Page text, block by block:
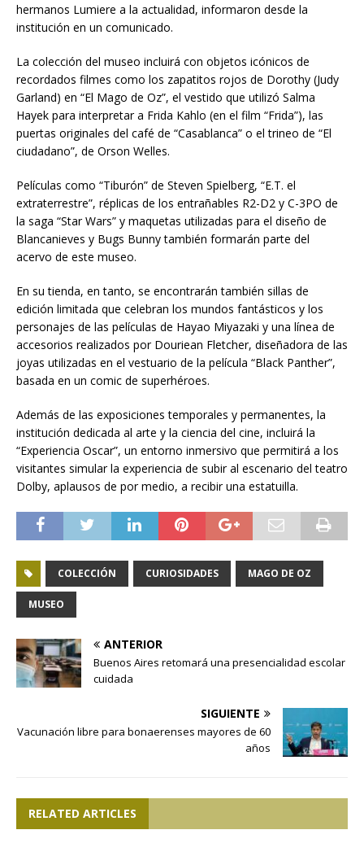
hermanos Lumiere a la actualidad, informaron desde la
institución en un comunicado.
La colección del museo incluirá con objetos icónicos de
recordados filmes como los zapatitos rojos de Dorothy (Judy
Garland) en “El Mago de Oz”, el vestido que utilizó Salma
Hayek para interpretar a Frida Kahlo (en el film “Frida”), las
puertas originales del café de “Casablanca” o el trineo de “El
ciudadano”, de Orson Welles.
Películas como “Tiburón” de Steven Spielberg, “E.T. el
extraterrestre”, réplicas de los entrañables R2-D2 y C-3PO de
la saga “Star Wars” y maquetas utilizadas para el diseño de
Blancanieves y Bugs Bunny también formarán parte del
acervo de este museo.
En su tienda, en tanto, se encontrarán también sillas de
edición limitada que celebran los mundos fantásticos y los
personajes de las películas de Hayao Miyazaki y una línea de
accesorios realizados por Douriean Fletcher, diseñadora de las
joyas utilizadas en el vestuario de la película “Black Panther”,
basada en un comic de superhéroes.
Además de las exposiciones temporales y permanentes, la
institución dedicada al arte y la ciencia del cine, incluirá la
“Experiencia Oscar”, un entorno inmersivo que permitirá a los
visitantes simular la experiencia de subir al escenario del teatro
Dolby, aplausos de por medio, a recibir una estatuilla.
COLECCIÓN CURIOSIDADES MAGO DE OZ
MUSEO
ANTERIOR
Buenos Aires retomará una presencialidad escolar
cuidada
SIGUIENTE
Vacunación libre para bonaerenses mayores de 60
años
RELATED ARTICLES